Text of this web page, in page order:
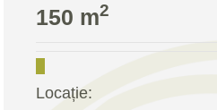
150 m2
Locație: